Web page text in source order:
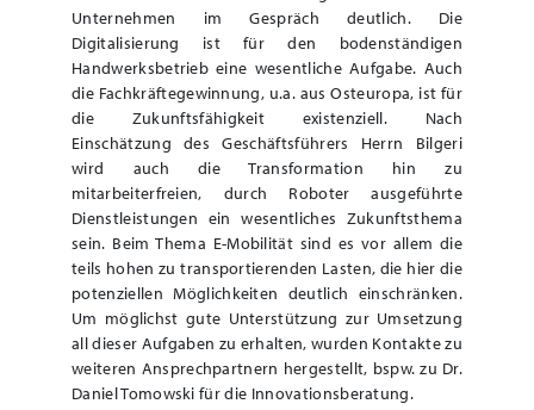
Unternehmen im Gespräch deutlich. Die
Digitalisierung ist für den bodenständigen
Handwerksbetrieb eine wesentliche Aufgabe. Auch
die Fachkräftegewinnung, u.a. aus Osteuropa, ist für
die Zukunftsfähigkeit existenziell. Nach
Einschätzung des Geschäftsführers Herrn Bilgeri
wird auch die Transformation hin zu
mitarbeiterfreien, durch Roboter ausgeführte
Dienstleistungen ein wesentliches Zukunftsthema
sein. Beim Thema E-Mobilität sind es vor allem die
teils hohen zu transportierenden Lasten, die hier die
potenziellen Möglichkeiten deutlich einschränken.
Um möglichst gute Unterstützung zur Umsetzung
all dieser Aufgaben zu erhalten, wurden Kontakte zu
weiteren Ansprechpartnern hergestellt, bspw. zu Dr.
Daniel Tomowski für die Innovationsberatung.